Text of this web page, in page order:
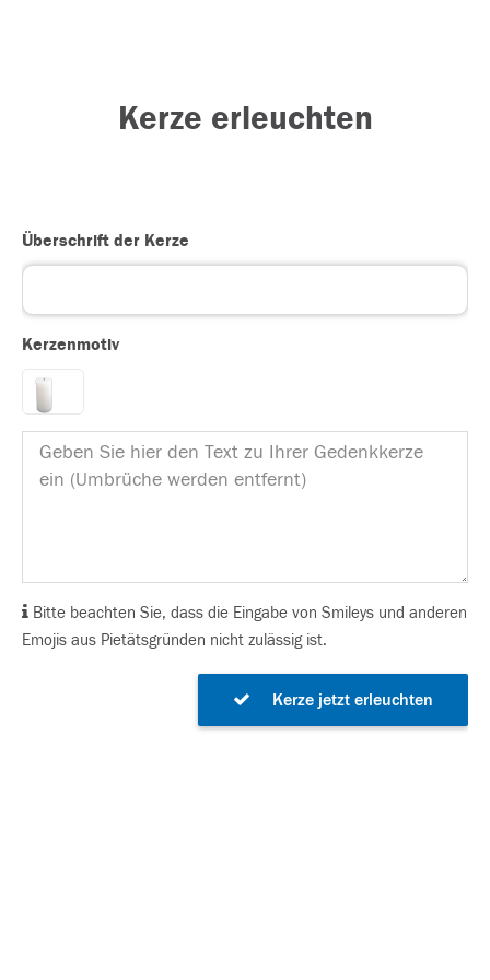
Kerze erleuchten
Überschrift der Kerze
Kerzenmotiv
Bitte beachten Sie, dass die Eingabe von Smileys und anderen
Emojis aus Pietätsgründen nicht zulässig ist.
Kerze jetzt erleuchten